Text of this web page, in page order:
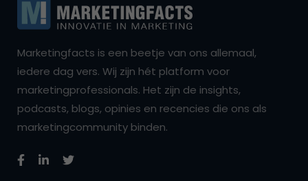
Marketingfacts is een beetje van ons allemaal,
iedere dag vers. Wij zijn hét platform voor
marketingprofessionals. Het zijn de insights,
podcasts, blogs, opinies en recencies die ons als
marketingcommunity binden.